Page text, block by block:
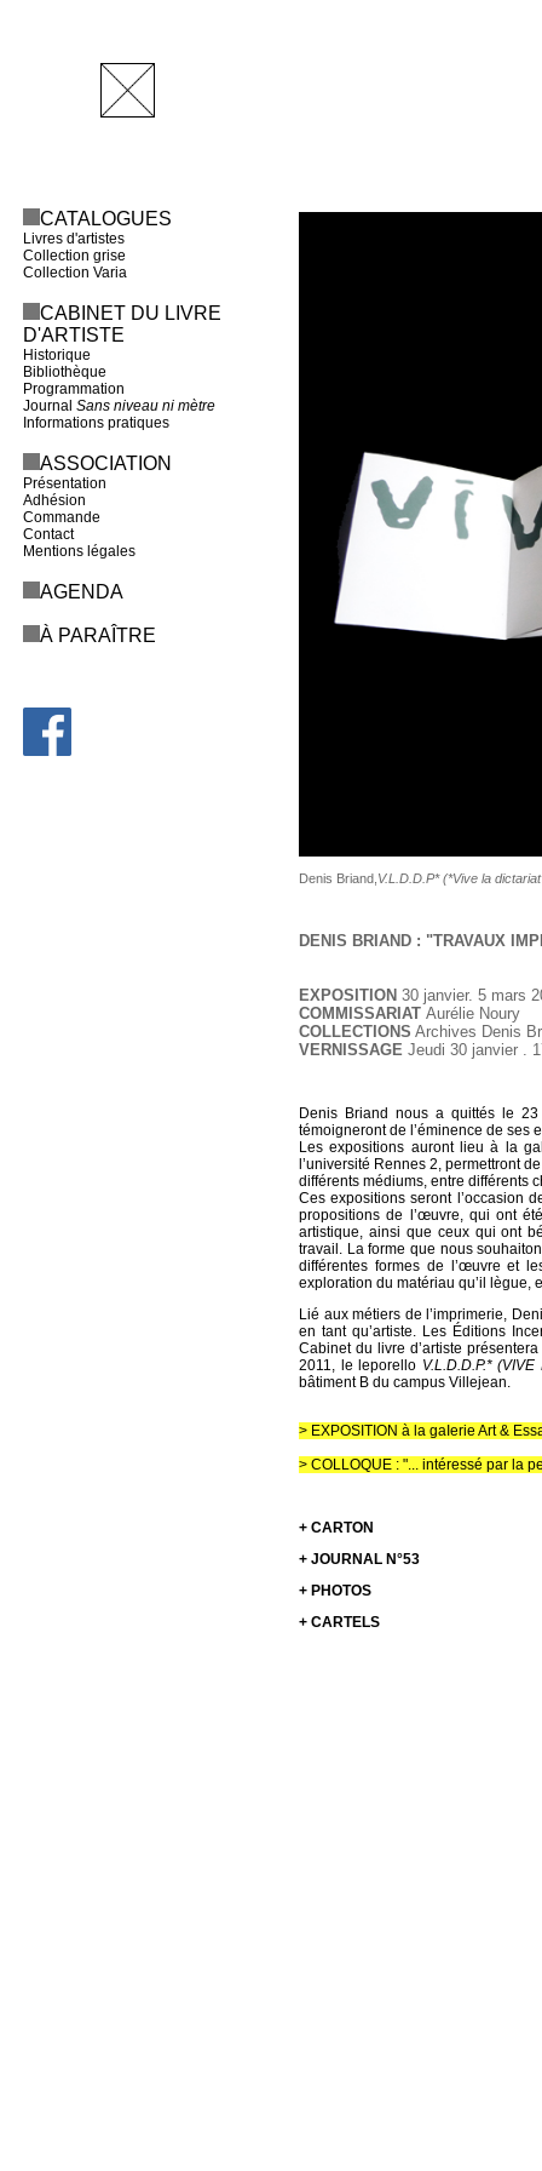
CATALOGUES
Livres d'artistes
Collection grise
Collection Varia
CABINET DU LIVRE
D'ARTISTE
Historique
Bibliothèque
Programmation
Journal Sans niveau ni mètre
Informations pratiques
ASSOCIATION
Présentation
Adhésion
Commande
Contact
Mentions légales
AGENDA
À PARAÎTRE
Denis Briand, V.L.D.D.P* (*Vive la
DENIS BRIAND : "TRAVAUX
EXPOSITION 30 janvier. 5 mars
COMMISSARIAT Aurélie Noury
COLLECTIONS Archives Denis
VERNISSAGE Jeudi 30 janvier .
Denis Briand nous a quittés le
témoigneront de l’éminence de ses
Les expositions auront lieu à la
l’université Rennes 2, permettront
différents médiums, entre différents
Ces expositions seront l’occasion
propositions de l’œuvre, qui ont
artistique, ainsi que ceux qui ont
travail. La forme que nous
différentes formes de l’œuvre et
exploration du matériau qu’il lègue,
Lié aux métiers de l’imprimerie,
en tant qu’artiste. Les Éditions
Cabinet du livre d’artiste
2011, le leporello V.L.D.D.P.*
bâtiment B du campus Villejean.
> EXPOSITION à la gaIerie Art &
> COLLOQUE : "... intéressé par la
+ CARTON
+ JOURNAL N°53
+ PHOTOS
+ CARTELS